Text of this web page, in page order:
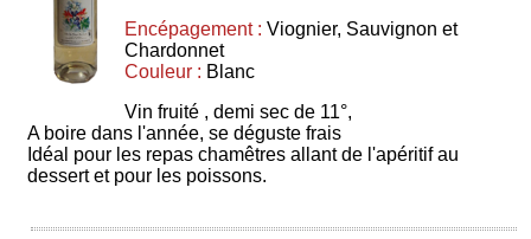
Encépagement : Viognier, Sauvignon et
Chardonnet
Couleur : Blanc
Vin fruité , demi sec de 11°,
A boire dans l'année, se déguste frais
Idéal pour les repas chamêtres allant de l'apéritif au
dessert et pour les poissons.